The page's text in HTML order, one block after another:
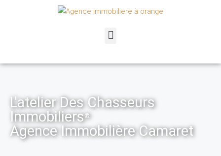
L'atelier Des Chasseurs
Immobiliers®
Agence Immobilière Camaret